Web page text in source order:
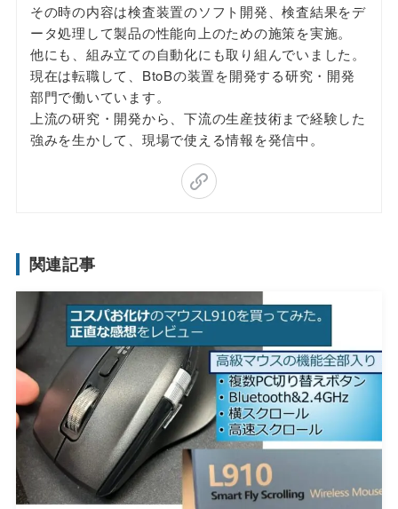
その時の内容は検査装置のソフト開発、検査結果をデ
ータ処理して製品の性能向上のための施策を実施。
他にも、組み立ての自動化にも取り組んでいました。
現在は転職して、BtoBの装置を開発する研究・開発
部門で働いています。
上流の研究・開発から、下流の生産技術まで経験した
強みを生かして、現場で使える情報を発信中。
関連記事